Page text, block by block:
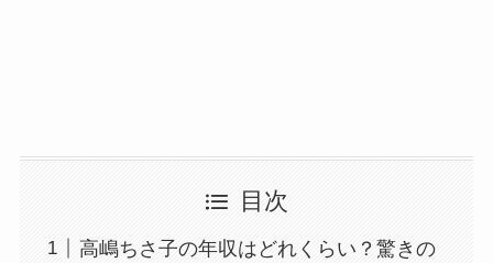
目次
高嶋ちさ子の年収はどれくらい？驚きの